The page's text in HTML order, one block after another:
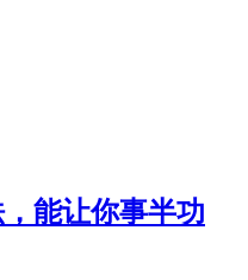
能让你事半功